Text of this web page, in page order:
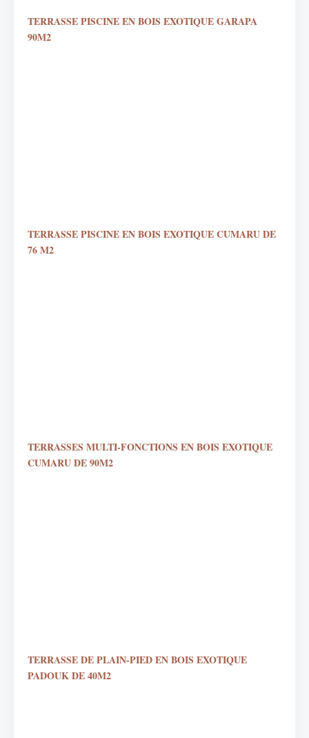
TERRASSE PISCINE EN BOIS EXOTIQUE GARAPA
90M2
TERRASSE PISCINE EN BOIS EXOTIQUE CUMARU DE
76 M2
TERRASSES MULTI-FONCTIONS EN BOIS EXOTIQUE
CUMARU DE 90M2
TERRASSE DE PLAIN-PIED EN BOIS EXOTIQUE
PADOUK DE 40M2